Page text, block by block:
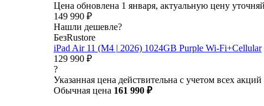
Цена обновлена 1 января, актуальную цену
149 990 ₽
Нашли дешевле?
БезRustore
iPad Air 11 (M4 | 2026) 1024GB Purple Wi-Fi+Cellular
129 990 ₽
?
Указанная цена действительна с учетом всех акций
Обычная цена 161 990 ₽